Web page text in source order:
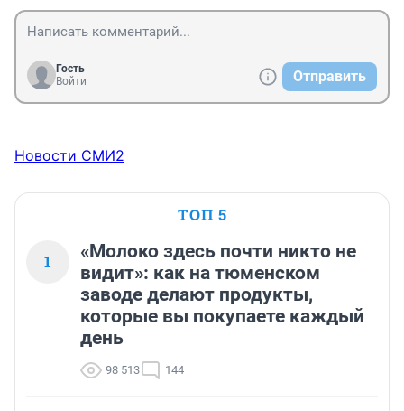
Гость
Войти
Отправить
Новости СМИ2
ТОП 5
1
«Молоко здесь почти никто не
видит»: как на тюменском
заводе делают продукты,
которые вы покупаете каждый
день
98 513 144